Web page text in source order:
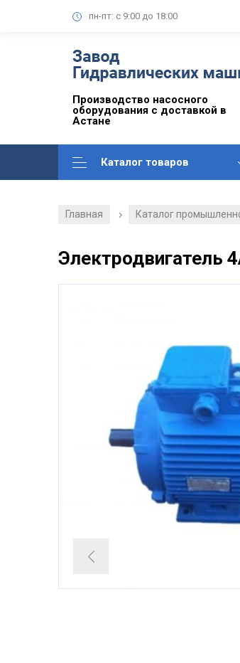
пн-пт: с 9:00 до 18:00
Производство насосного
оборудования с доставкой в
Астане
Каталог товаров
Главная / Каталог
Электродвигатель